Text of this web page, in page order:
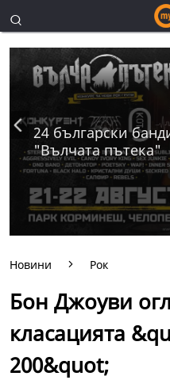
24 български
"Вълчата пътека"
Новини Рок
Бон Джоуви
класацията
200&quot;